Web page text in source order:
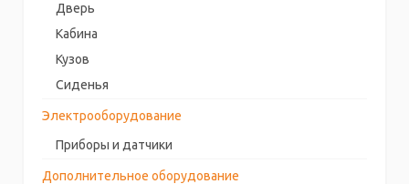
Дверь
Кабина
Кузов
Сиденья
Электрооборудование
Приборы и датчики
Дополнительное оборудование